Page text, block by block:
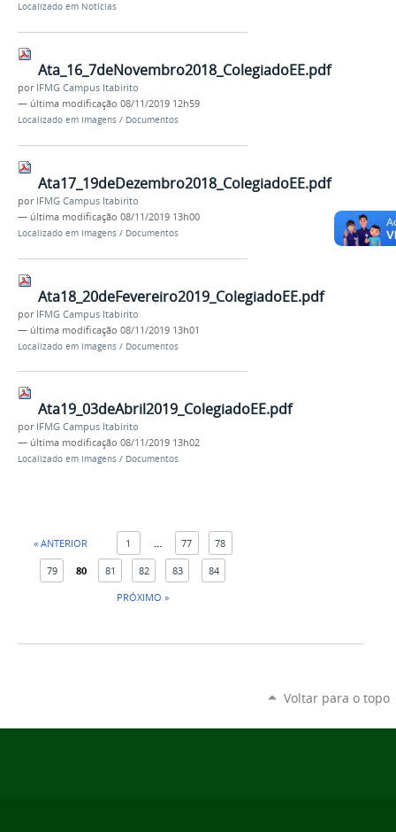
Localizado em Notícias
Ata_16_7deNovembro2018_ColegiadoEE.pdf
por IFMG Campus Itabirito
— última modificação 08/11/2019 12h59
Localizado em Imagens / Documentos
Ata17_19deDezembro2018_ColegiadoEE.pdf
por IFMG Campus Itabirito
— última modificação 08/11/2019 13h00
Localizado em Imagens / Documentos
Ata18_20deFevereiro2019_ColegiadoEE.pdf
por IFMG Campus Itabirito
— última modificação 08/11/2019 13h01
Localizado em Imagens / Documentos
Ata19_03deAbril2019_ColegiadoEE.pdf
por IFMG Campus Itabirito
— última modificação 08/11/2019 13h02
Localizado em Imagens / Documentos
« ANTERIOR 1 ... 77 78
79 80 81 82 83
84
PRÓXIMO »
Voltar para o topo